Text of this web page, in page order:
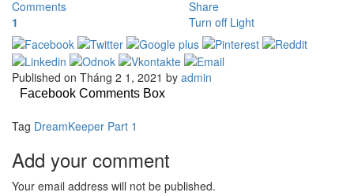
Comments
Share
1
Turn off Light
Published on Tháng 2 1, 2021 by admin
Facebook Comments Box
Tag DreamKeeper Part 1
Add your comment
Your email address will not be published.